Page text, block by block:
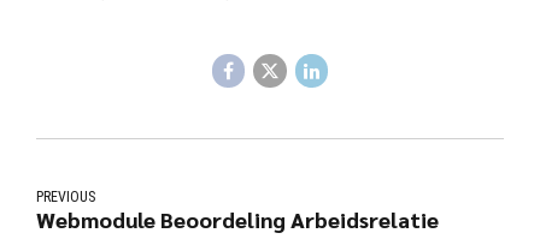
PREVIOUS
Webmodule Beoordeling Arbeidsrelatie